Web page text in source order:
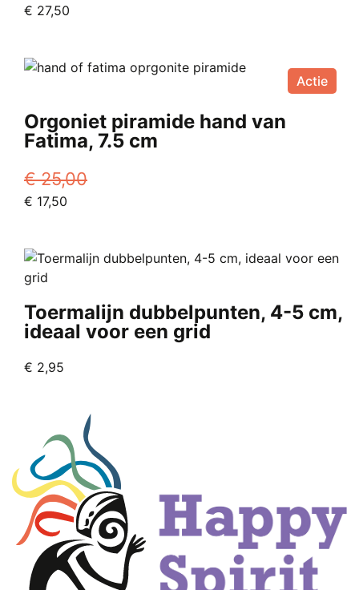
Oorspronkelijke
€ 45,00.
€ 27,50
€ 27,50.
Actie
Orgoniet piramide hand van
Fatima, 7.5 cm
€25,00
Oorspronkelijke
€ 25,00.
€ 17,50
€ 17,50.
Toermalijn dubbelpunten, 4-5 cm,
ideaal voor een grid
€ 2,95